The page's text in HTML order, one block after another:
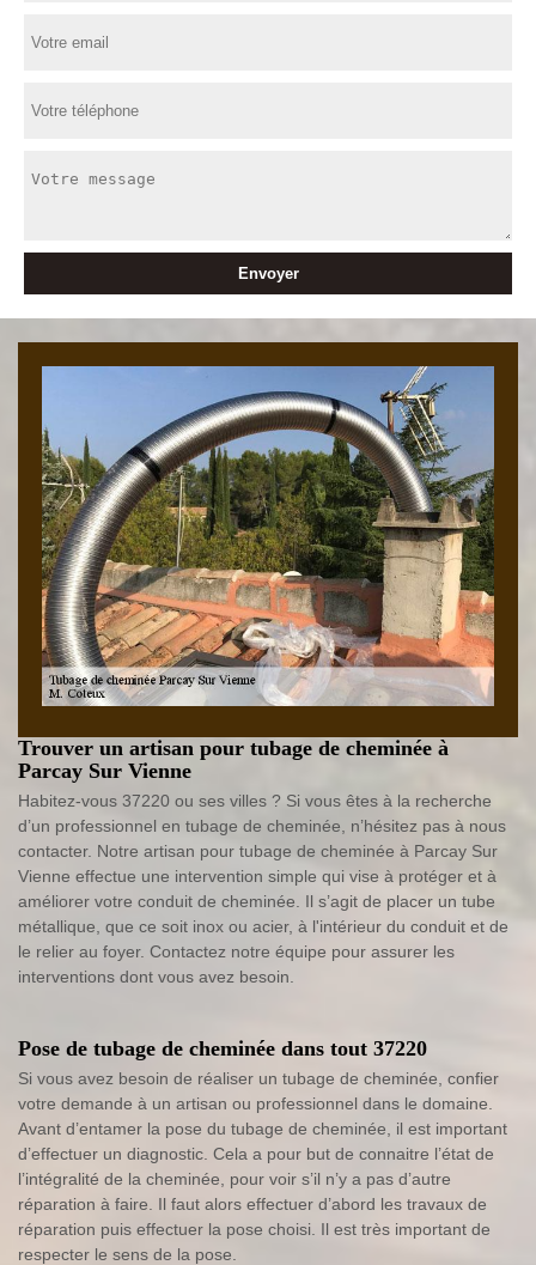
Trouver un artisan pour tubage de cheminée à
Parcay Sur Vienne
Habitez-vous 37220 ou ses villes ? Si vous êtes à la recherche
d’un professionnel en tubage de cheminée, n’hésitez pas à nous
contacter. Notre artisan pour tubage de cheminée à Parcay Sur
Vienne effectue une intervention simple qui vise à protéger et à
améliorer votre conduit de cheminée. Il s’agit de placer un tube
métallique, que ce soit inox ou acier, à l'intérieur du conduit et de
le relier au foyer. Contactez notre équipe pour assurer les
interventions dont vous avez besoin.
Pose de tubage de cheminée dans tout 37220
Si vous avez besoin de réaliser un tubage de cheminée, confier
votre demande à un artisan ou professionnel dans le domaine.
Avant d’entamer la pose du tubage de cheminée, il est important
d’effectuer un diagnostic. Cela a pour but de connaitre l’état de
l’intégralité de la cheminée, pour voir s’il n’y a pas d’autre
réparation à faire. Il faut alors effectuer d’abord les travaux de
réparation puis effectuer la pose choisi. Il est très important de
respecter le sens de la pose.